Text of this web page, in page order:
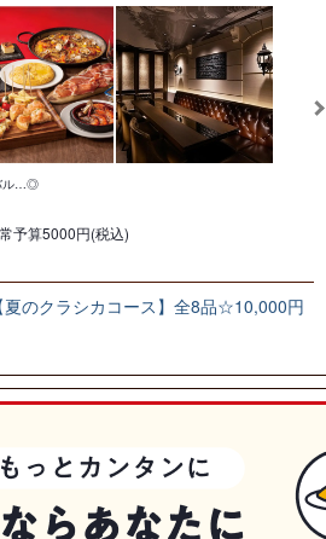
ル…◎
予算5000円(税込)
のクラシカコース】全8品☆10,000円